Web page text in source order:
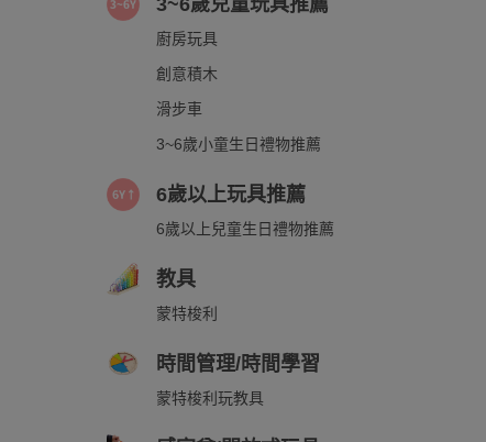
3~6歲兒童玩具推薦
廚房玩具
創意積木
滑步車
3~6歲小童生日禮物推薦
6歲以上玩具推薦
6歲以上兒童生日禮物推薦
教具
蒙特梭利
時間管理/時間學習
蒙特梭利玩教具